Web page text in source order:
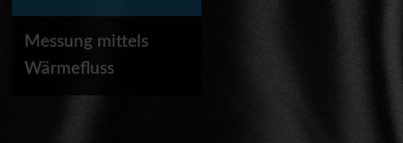
Messung mittels
Wärmefluss